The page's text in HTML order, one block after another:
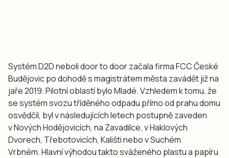
Systém D2D neboli door to door začala firma FCC České
Budějovic po dohodě s magistrátem města zavádět již na
jaře 2019. Pilotní oblastí bylo Mladé. Vzhledem k tomu, že
se systém svozu tříděného odpadu přímo od prahu domu
osvědčil, byl v následujících letech postupně zaveden
v Nových Hodějovicích, na Zavadilce, v Haklových
Dvorech, Třebotovicích, Kališti nebo v Suchém
Vrbném. Hlavní výhodou takto sváženého plastu a papíru